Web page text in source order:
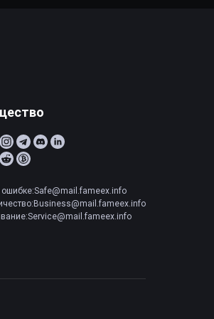
ошибке:Safe@mail.fameex.info